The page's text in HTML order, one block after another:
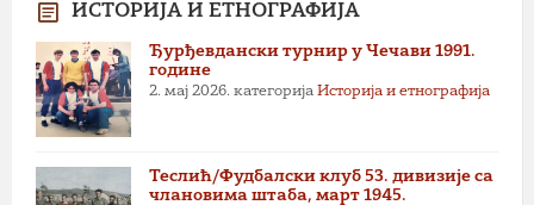
ИСТОРИЈА И ЕТНОГРАФИЈА
Ђурђевдански турнир у Чечави 1991.
године
2. мај 2026. категорија Историја и етнографија
Теслић/Фудбалски клуб 53. дивизије са
члановима штаба, март 1945.